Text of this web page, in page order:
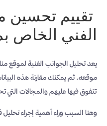
تقييم
الفني الخاص
يعد تحليل الجوانب الفنية لموقع
موقعه. ثم يمكنك مقارنة هذه
تتفوق فيها عليهم والمجالات التي
وهنا السبب وراء أهمية إجراء